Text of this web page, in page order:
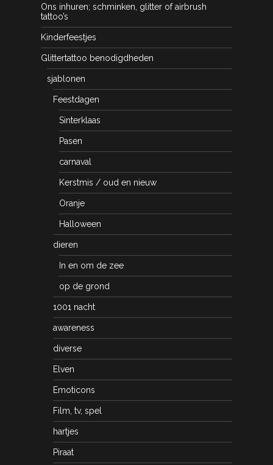
Ons inhuren; schminken, glitter of airbrush
tattoo’s
Kinderfeestjes
Glittertattoo benodigdheden
sjablonen
Feestdagen
Sinterklaas
Pasen
carnaval
Kerstmis / oud en nieuw
Oranje
Halloween
dieren
In en om de zee
op de grond
1001 nacht
awareness
diverse
Elven
Emoticons
Film, tv, spel
hartjes
Piraat